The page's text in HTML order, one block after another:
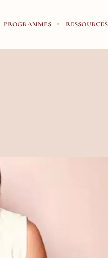
PROGRAMMES RESSOURCES